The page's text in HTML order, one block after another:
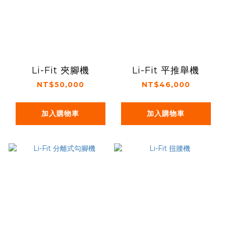
Li-Fit 夾腳機
NT$50,000
加入購物車
Li-Fit 平推舉機
NT$46,000
加入購物車